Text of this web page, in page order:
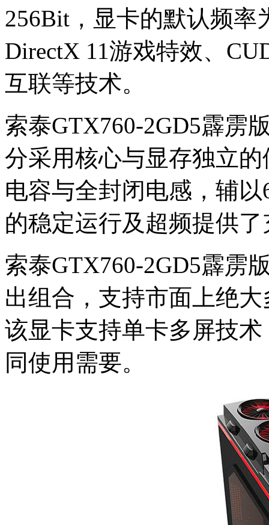
256Bit，显卡的默认频率
DirectX 11游戏特效、
互联等技术。
索泰GTX760-2GD5霹雳
分采用核心与显存独立
电容与全封闭电感，辅
的稳定运行及超频提供
索泰GTX760-2GD5霹雳
出组合，支持市面上绝
该显卡支持单卡多屏技
同使用需要。